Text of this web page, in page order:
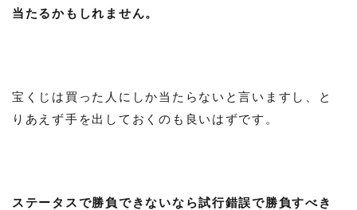
当たるかもしれません。
宝くじは買った人にしか当たらないと言いますし、と
りあえず手を出しておくのも良いはずです。
ステータスで勝負できないなら試行錯誤で勝負すべき